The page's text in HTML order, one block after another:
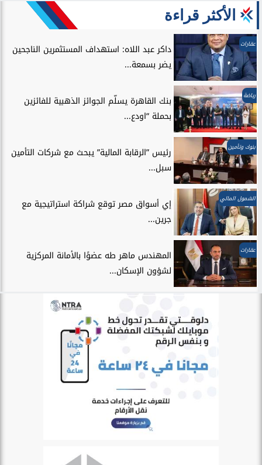
الأكثر قراءة
عقارات
داكر عبد اللاه: استهداف المستثمرين الناجحين
يضر بسمعة...
رياضة
بنك القاهرة يسلّم الجوائز الذهبية للفائزين
بحملة “اودع...
بنوك وتأمين
رئيس ”الرقابة المالية” يبحث مع شركات التأمين
سبل...
الشمول المالي
إي أسواق مصر توقع شراكة استراتيجية مع
جرين...
عقارات
المهندس ماهر طه عضوًا بالأمانة المركزية
لشؤون الإسكان...